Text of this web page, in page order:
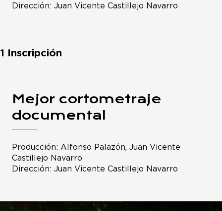
Dirección: Juan Vicente Castillejo Navarro
1 Inscripción
Mejor cortometraje
documental
Producción: Alfonso Palazón, Juan Vicente
Castillejo Navarro
Dirección: Juan Vicente Castillejo Navarro